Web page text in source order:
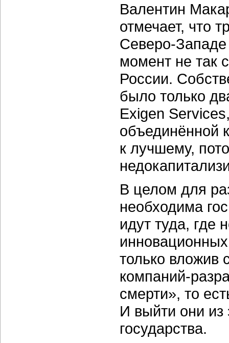
Валентин
отмечает, что
Северо-
момент не так
России.
было только
Exigen
объединённой
к лучшему,
В целом для
необходима
идут туда, где
только вложив
компаний-
смерти», то
И выйти они
государства.